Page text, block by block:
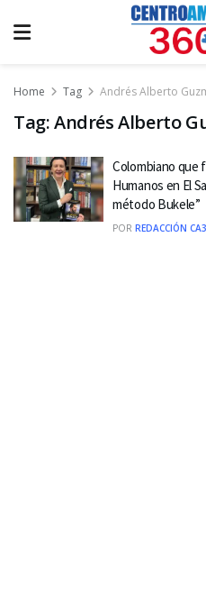
Home Tag Andrés Alberto
Tag:Andrés Alberto
Colombiano que
Humanos en El
método Bukele”
POR REDACCIÓN